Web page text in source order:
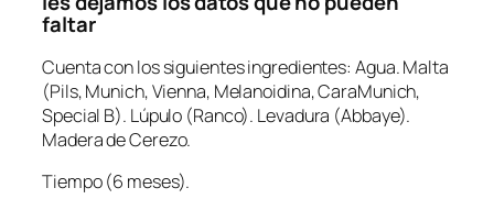
faltar
Cuenta con los siguientes ingredientes: Agua. Malta
(Pils, Munich, Vienna, Melanoidina, CaraMunich,
Special B). Lúpulo (Ranco). Levadura (Abbaye).
Madera de Cerezo.
Tiempo (6 meses).